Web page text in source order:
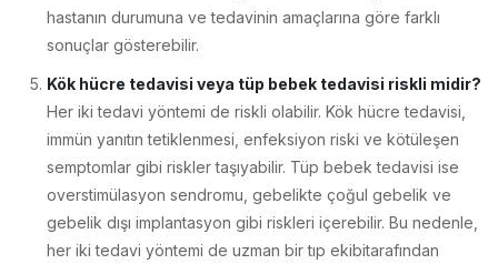
hastanın durumuna ve tedavinin amaçlarına göre farklı
sonuçlar gösterebilir.
Kök hücre tedavisi veya tüp bebek tedavisi riskli midir?
Her iki tedavi yöntemi de riskli olabilir. Kök hücre tedavisi,
immün yanıtın tetiklenmesi, enfeksiyon riski ve kötüleşen
semptomlar gibi riskler taşıyabilir. Tüp bebek tedavisi ise
overstimülasyon sendromu, gebelikte çoğul gebelik ve
gebelik dışı implantasyon gibi riskleri içerebilir. Bu nedenle,
her iki tedavi yöntemi de uzman bir tıp ekibitarafından